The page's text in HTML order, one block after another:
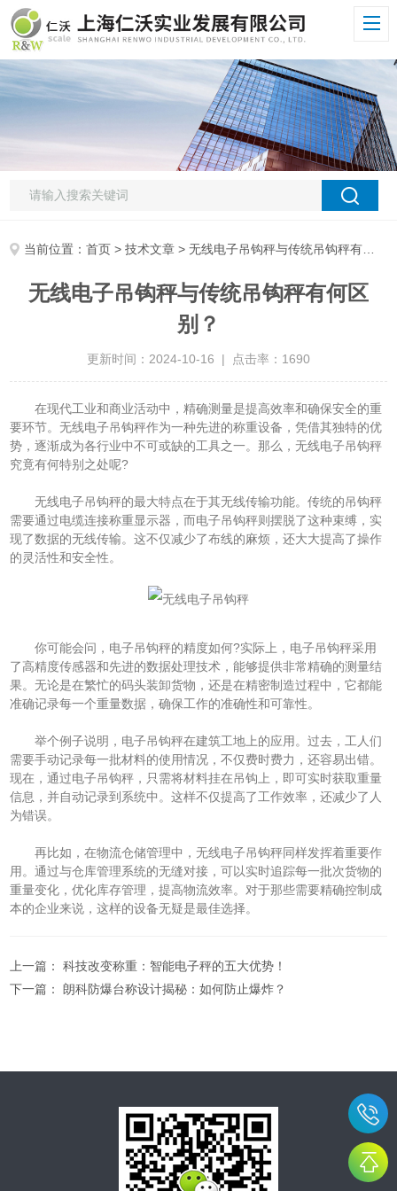
当前位置：首页 >技术文章 > 无线电子吊钩秤与传统吊钩秤有何区别？
无线电子吊钩秤与传统吊钩秤有何区
别？
更新时间：2024-10-16 | 点击率：1690
在现代工业和商业活动中，精确测量是提高效率和确保安全的重
要环节。无线电子吊钩秤作为一种先进的称重设备，凭借其独特的优
势，逐渐成为各行业中不可或缺的工具之一。那么，无线电子吊钩秤
究竟有何特别之处呢?
无线电子吊钩秤的最大特点在于其无线传输功能。传统的吊钩秤
需要通过电缆连接称重显示器，而电子吊钩秤则摆脱了这种束缚，实
现了数据的无线传输。这不仅减少了布线的麻烦，还大大提高了操作
的灵活性和安全性。
你可能会问，电子吊钩秤的精度如何?实际上，电子吊钩秤采用
了高精度传感器和先进的数据处理技术，能够提供非常精确的测量结
果。无论是在繁忙的码头装卸货物，还是在精密制造过程中，它都能
准确记录每一个重量数据，确保工作的准确性和可靠性。
举个例子说明，电子吊钩秤在建筑工地上的应用。过去，工人们
需要手动记录每一批材料的使用情况，不仅费时费力，还容易出错。
现在，通过电子吊钩秤，只需将材料挂在吊钩上，即可实时获取重量
信息，并自动记录到系统中。这样不仅提高了工作效率，还减少了人
为错误。
再比如，在物流仓储管理中，无线电子吊钩秤同样发挥着重要作
用。通过与仓库管理系统的无缝对接，可以实时追踪每一批次货物的
重量变化，优化库存管理，提高物流效率。对于那些需要精确控制成
本的企业来说，这样的设备无疑是最佳选择。
上一篇：科技改变称重：智能电子秤的五大优势！
下一篇：朗科防爆台称设计揭秘：如何防止爆炸？